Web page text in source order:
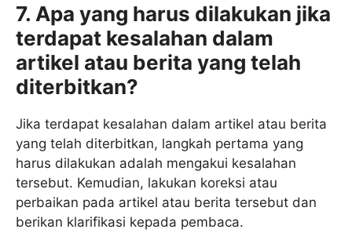
7. Apa yang harus dilakukan jika
terdapat kesalahan dalam
artikel atau berita yang telah
diterbitkan?
Jika terdapat kesalahan dalam artikel atau berita
yang telah diterbitkan, langkah pertama yang
harus dilakukan adalah mengakui kesalahan
tersebut. Kemudian, lakukan koreksi atau
perbaikan pada artikel atau berita tersebut dan
berikan klarifikasi kepada pembaca.